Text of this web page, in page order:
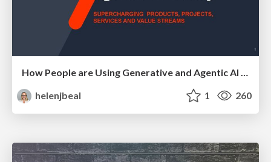
How People are Using Generative and Agentic AI to Supercharge Their Products, Projects, Services and Value Streams Today
helenjbeal
1 260